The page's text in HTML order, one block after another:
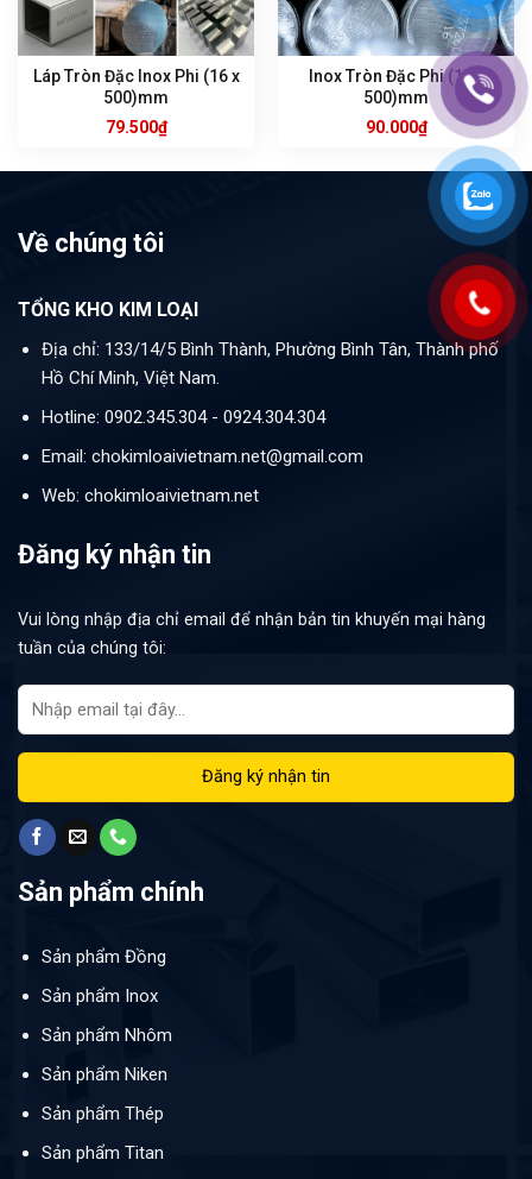
Láp Tròn Đặc Inox Phi (16 x
500)mm
79.500₫
Inox Tròn Đặc Phi (17 x
500)mm
90.000₫
Về chúng tôi
TỔNG KHO KIM LOẠI
Địa chỉ: 133/14/5 Bình Thành, Phường Bình Tân, Thành phố
Hồ Chí Minh, Việt Nam.
Hotline: 0902.345.304 - 0924.304.304
Email: chokimloaivietnam.net@gmail.com
Web: chokimloaivietnam.net
Đăng ký nhận tin
Vui lòng nhập địa chỉ email để nhận bản tin khuyến mại hàng
tuần của chúng tôi:
Sản phẩm chính
Sản phẩm Đồng
Sản phẩm Inox
Sản phẩm Nhôm
Sản phẩm Niken
Sản phẩm Thép
Sản phẩm Titan